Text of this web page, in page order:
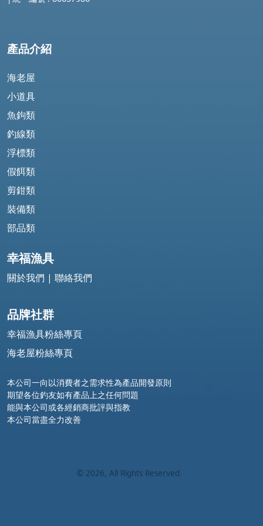
產品介紹
海老屋
小道具
魚鉤類
釣線類
浮標類
假餌類
剪鉗類
裝備類
部品類
幸福漁具
關於我們 | 聯絡我們
品牌社群
幸福漁具粉絲專頁
海老屋粉絲專頁
本公司一向以消費者之需求性為產品開發原則
期望各位釣友如有產品上之任何問題
能與本公司或各經銷商批評與指教
本公司當盡全力改善
© 2026, All Rights Reserved.